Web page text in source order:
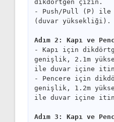
dikdörtgen çizin.
- Push/Pull (P) ile
(duvar yüksekliği).
Adım 2: Kapı ve
- Kapı için
genişlik, 2.1m
ile duvar içine
- Pencere için
genişlik, 1.2m
ile duvar içine
Adım 3: Kapı ve